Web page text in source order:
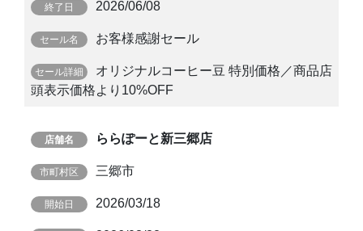
2026/06/08
お客様感謝セール
オリジナルコーヒー豆 特別価格／商品店
頭表示価格より10%OFF
ららぽーと新三郷店
三郷市
2026/03/18